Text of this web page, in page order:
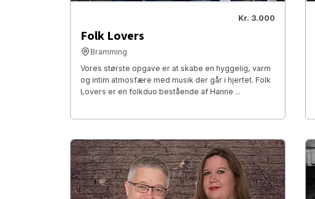
Kr. 3.000
Folk Lovers
Bramming
Vores største opgave er at skabe en hyggelig, varm
og intim atmosfære med musik der går i hjertet. Folk
Lovers er en folkduo bestående af Hanne ...